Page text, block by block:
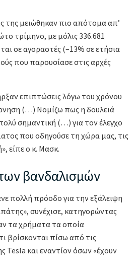
της μειώθηκαν πιο απότομα απ’
τρίμηνο, με μόλις 336.681
σε αγοραστές (–13% σε ετήσια
που παρουσίασε στις αρχές
επιπτώσεις λόγω του χρόνου
(…) Νομίζω πως η δουλειά
σημαντική (…) για τον έλεγχο
που οδηγούσε τη χώρα μας, τις
είπε ο κ. Μασκ.
βανδαλισμών
πολλή πρόοδο για την εξάλειψη
συνέχισε, κατηγορώντας
τα χρήματα τα οποία
βρίσκονται πίσω από τις
Tesla και εναντίον όσων «έχουν